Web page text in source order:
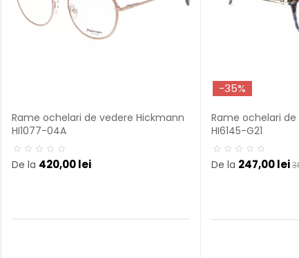
Rame ochelari de vedere Hickmann
HI1077-04A
De la 420,00 lei
-35%
Rame ochelari
HI6145-G21
De la 247,00 lei